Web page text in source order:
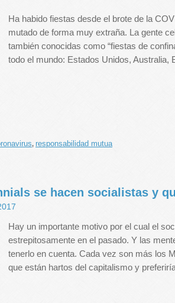
Ha habido fiestas desde el brote de la
mutado de forma muy extraña. La gente
también conocidas como “fiestas de
todo el mundo: Estados Unidos, Australia,
, responsabilidad mutua
se hacen socialistas y
Hay un importante motivo por el cual el
estrepitosamente en el pasado. Y las
tenerlo en cuenta. Cada vez son más los
que están hartos del capitalismo y